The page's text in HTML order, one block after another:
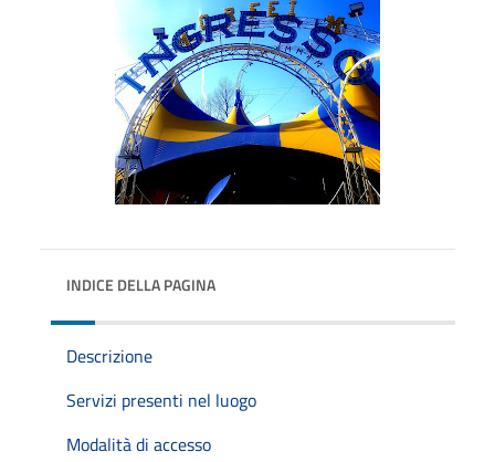
INDICE DELLA PAGINA
Descrizione
Servizi presenti nel luogo
Modalità di accesso